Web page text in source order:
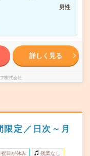
男性
詳しく見る
株式会社
定／日次～月
祝日が休み 残業なし